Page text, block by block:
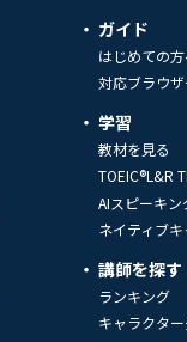
ガイド
はじめての
対応ブラウ
学習
教材を見る
TOEIC®L&R
AIスピーキン
ネイティブ
講師を探す
ランキング
キャラクタ